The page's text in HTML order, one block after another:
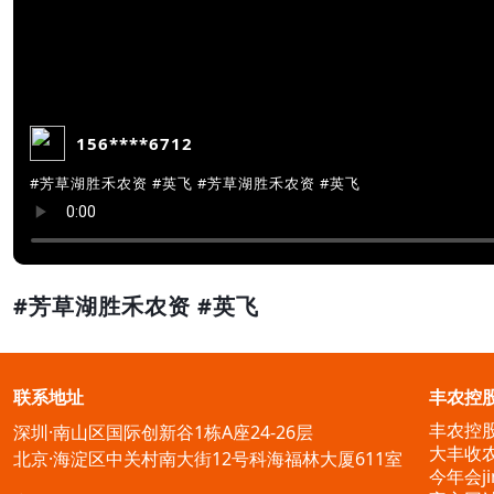
156****6712
#芳草湖胜禾农资 #英飞 #芳草湖胜禾农资 #英飞
#芳草湖胜禾农资 #英飞
联系地址
深圳·南山区国际创新谷1栋A座24-26层
北京·海淀区中关村南大街12号科海福林大厦611室
丰农控
丰农控
大丰收
今年会